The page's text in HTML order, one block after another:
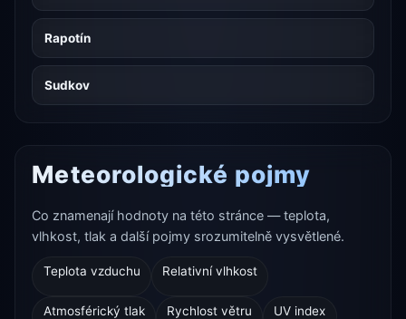
Rapotín
Sudkov
Meteorologické pojmy
Co znamenají hodnoty na této stránce — teplota,
vlhkost, tlak a další pojmy srozumitelně vysvětlené.
Teplota vzduchu Relativní vlhkost
Atmosférický tlak Rychlost větru UV index